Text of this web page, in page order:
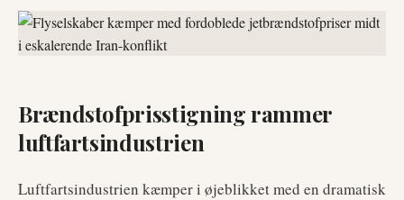
Brændstofprisstigning rammer
luftfartsindustrien
Luftfartsindustrien kæmper i øjeblikket med en dramatisk